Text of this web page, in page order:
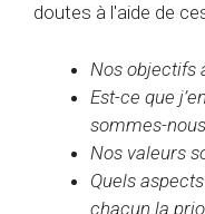
doutes à l'aide de
Nos objectifs
Est-ce que
sommes-
Nos valeurs
Quels
chacun la